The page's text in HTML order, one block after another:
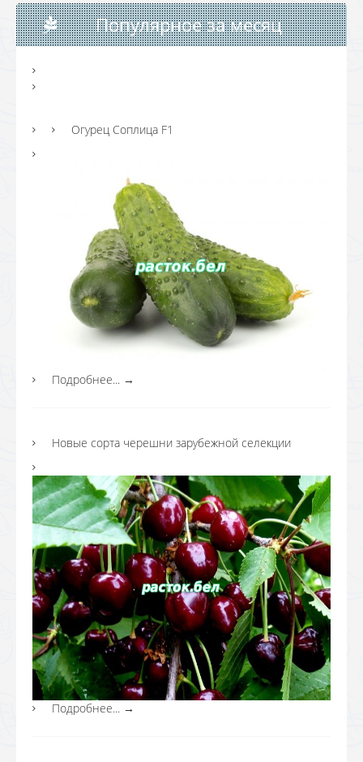
Популярное за месяц
Огурец Соплица F1
Подробнее... →
Новые сорта черешни зарубежной селекции
Подробнее... →